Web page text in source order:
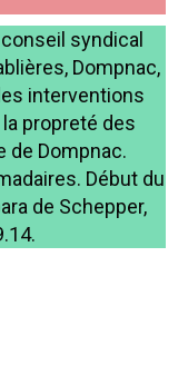
syndical
Dompnac,
interventions
propreté des
de Dompnac.
Début du
de Schepper,